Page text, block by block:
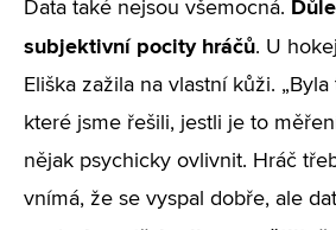
Data také nejsou všemocná.
subjektivní pocity hráčů. U
Eliška zažila na vlastní kůži.
které jsme řešili, jestli je to
nějak psychicky ovlivnit. Hráč
vnímá, že se vyspal dobře, ale